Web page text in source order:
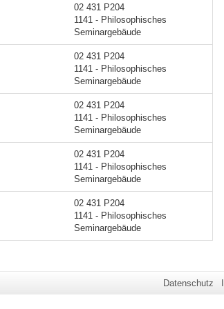
02 431 P204
1141 - Philosophisches
Seminargebäude
02 431 P204
1141 - Philosophisches
Seminargebäude
02 431 P204
1141 - Philosophisches
Seminargebäude
02 431 P204
1141 - Philosophisches
Seminargebäude
02 431 P204
1141 - Philosophisches
Seminargebäude
Datenschutz